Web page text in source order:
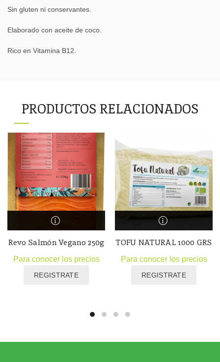
Sin gluten ni conservantes.
Elaborado con aceite de coco.
Rico en Vitamina B12.
PRODUCTOS RELACIONADOS
Revo Salmón Vegano 250g
Para conocer los precios
REGISTRATE
TOFU NATURAL 1000 GRS
Para conocer los precios
REGISTRATE